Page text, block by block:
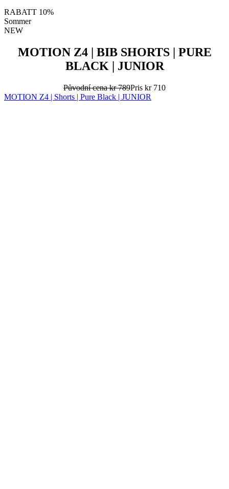
RABATT 10%
Sommer
NEW
MOTION Z4 | BIB SHORTS | PURE
BLACK | JUNIOR
Původní cenakr 789Pris kr 710
MOTION Z4 | Shorts | Pure Black | JUNIOR